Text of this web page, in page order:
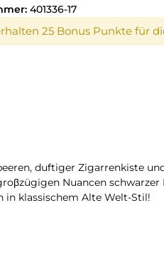
401336-17
25 Bonus Punkte für
duftiger Zigarrenkiste
Nuancen
in klassischem Alte Welt-Stil!